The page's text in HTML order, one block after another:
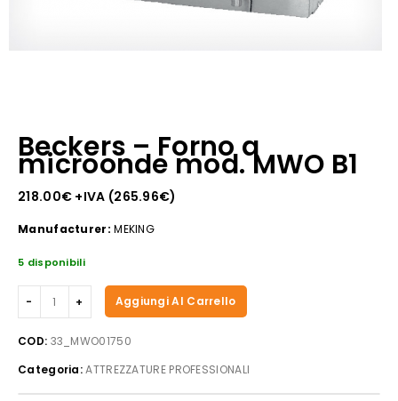
Beckers – Forno a
microonde mod. MWO B1
218.00€ +IVA (265.96€)
Manufacturer: MEKING
5 disponibili
Beckers
-
Forno
microonde
mod.
Aggiungi Al Carrello
COD: 33_MWO01750
Categoria:ATTREZZATURE PROFESSIONALI